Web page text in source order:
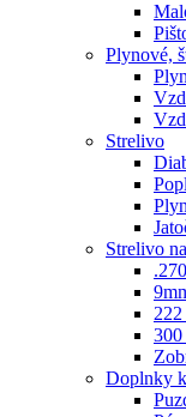
Plynové,
Strelivo
Strelivo
Doplnky